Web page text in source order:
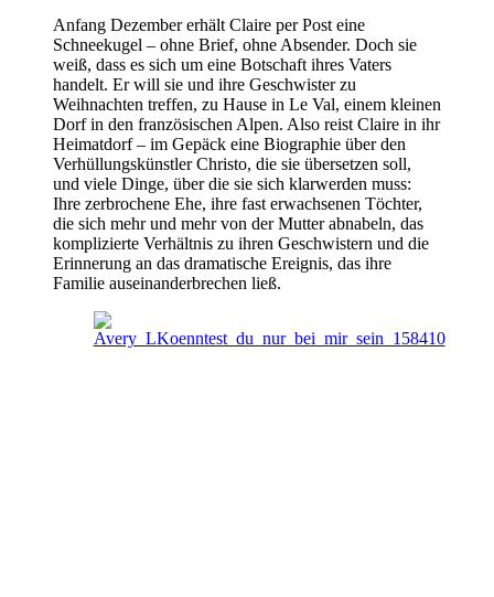
Anfang Dezember erhält Claire per Post eine
Schneekugel – ohne Brief, ohne Absender. Doch sie
weiß, dass es sich um eine Botschaft ihres Vaters
handelt. Er will sie und ihre Geschwister zu
Weihnachten treffen, zu Hause in Le Val, einem kleinen
Dorf in den französischen Alpen. Also reist Claire in ihr
Heimatdorf – im Gepäck eine Biographie über den
Verhüllungskünstler Christo, die sie übersetzen soll,
und viele Dinge, über die sie sich klarwerden muss:
Ihre zerbrochene Ehe, ihre fast erwachsenen Töchter,
die sich mehr und mehr von der Mutter abnabeln, das
komplizierte Verhältnis zu ihren Geschwistern und die
Erinnerung an das dramatische Ereignis, das ihre
Familie auseinanderbrechen ließ.